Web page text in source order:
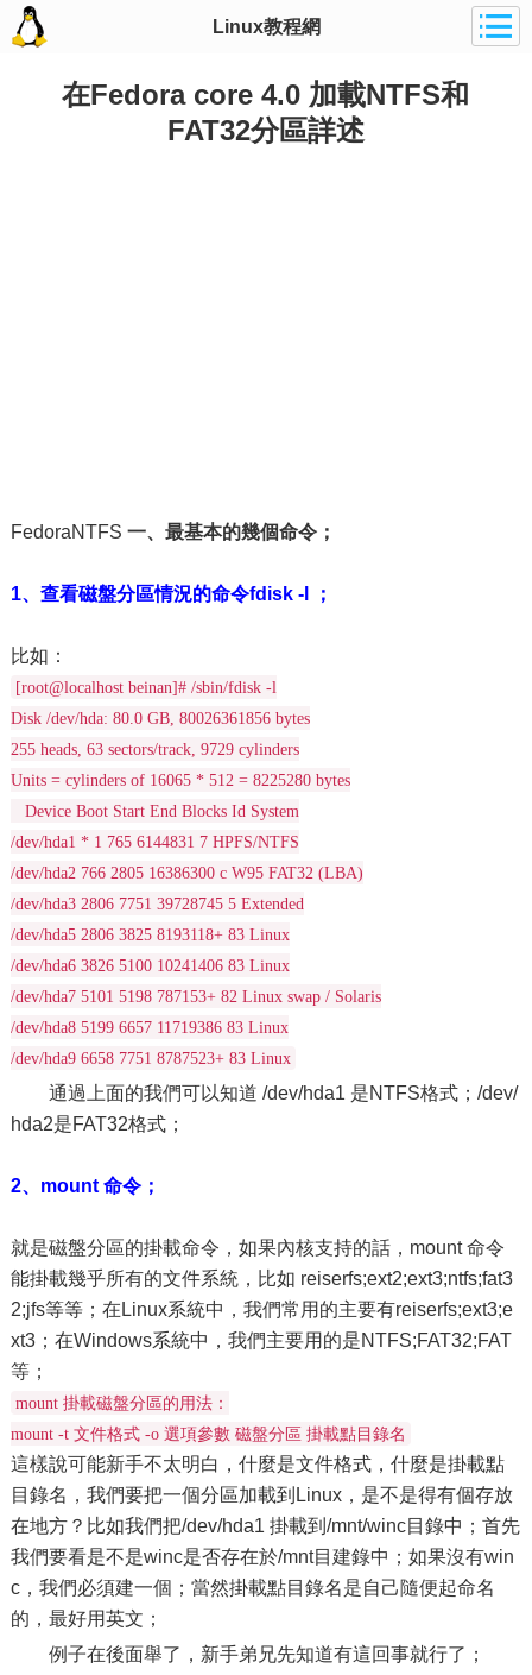
Linux教程網
在Fedora core 4.0 加載NTFS和
FAT32分區詳述
FedoraNTFS 一、最基本的幾個命令；
1、查看磁盤分區情況的命令fdisk -l ；
比如：
[root@localhost beinan]# /sbin/fdisk -l
Disk /dev/hda: 80.0 GB, 80026361856 bytes
255 heads, 63 sectors/track, 9729 cylinders
Units = cylinders of 16065 * 512 = 8225280 bytes
Device Boot Start End Blocks Id System
/dev/hda1 * 1 765 6144831 7 HPFS/NTFS
/dev/hda2 766 2805 16386300 c W95 FAT32 (LBA)
/dev/hda3 2806 7751 39728745 5 Extended
/dev/hda5 2806 3825 8193118+ 83 Linux
/dev/hda6 3826 5100 10241406 83 Linux
/dev/hda7 5101 5198 787153+ 82 Linux swap / Solaris
/dev/hda8 5199 6657 11719386 83 Linux
/dev/hda9 6658 7751 8787523+ 83 Linux
通過上面的我們可以知道 /dev/hda1 是NTFS格式；/dev/
hda2是FAT32格式；
2、mount 命令；
就是磁盤分區的掛載命令，如果內核支持的話，mount 命令
能掛載幾乎所有的文件系統，比如 reiserfs;ext2;ext3;ntfs;fat3
2;jfs等等；在Linux系統中，我們常用的主要有reiserfs;ext3;e
xt3；在Windows系統中，我們主要用的是NTFS;FAT32;FAT
等；
mount 掛載磁盤分區的用法：
mount -t 文件格式 -o 選項參數 磁盤分區 掛載點目錄名
這樣說可能新手不太明白，什麼是文件格式，什麼是掛載點
目錄名，我們要把一個分區加載到Linux，是不是得有個存放
在地方？比如我們把/dev/hda1 掛載到/mnt/winc目錄中；首先
我們要看是不是winc是否存在於/mnt目建錄中；如果沒有win
c，我們必須建一個；當然掛載點目錄名是自己隨便起命名
的，最好用英文；
例子在後面舉了，新手弟兄先知道有這回事就行了；